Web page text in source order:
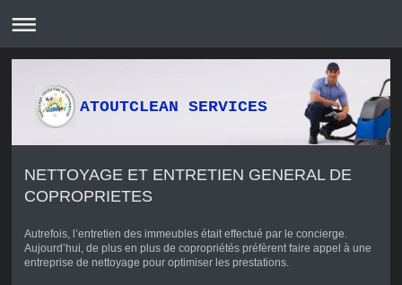
ATOUTCLEAN SERVICES
NETTOYAGE ET ENTRETIEN GENERAL DE
COPROPRIETES
Autrefois, l’entretien des immeubles était effectué par le concierge.
Aujourd’hui, de plus en plus de copropriétés préfèrent faire appel à une
entreprise de nettoyage pour optimiser les prestations.